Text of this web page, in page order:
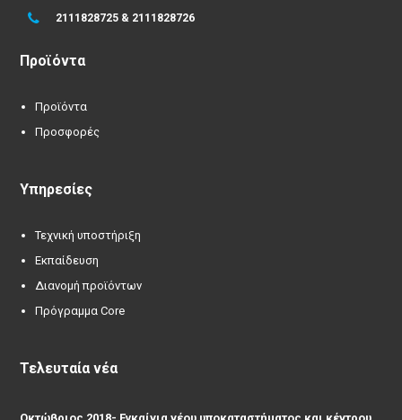
2111828725 & 2111828726
Προϊόντα
Προϊόντα
Προσφορές
Υπηρεσίες
Τεχνική υποστήριξη
Εκπαίδευση
Διανομή προϊόντων
Πρόγραμμα Core
Τελευταία νέα